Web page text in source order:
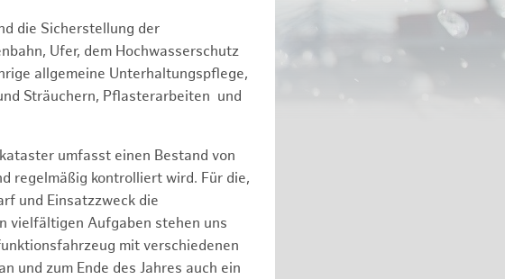
die Sicherstellung der
Ufer, dem Hochwasserschutz
allgemeine Unterhaltungspflege,
Sträuchern, Pflasterarbeiten und
umfasst einen Bestand von
regelmäßig kontrolliert wird. Für die,
und Einsatzzweck die
vielfältigen Aufgaben stehen uns
mit verschiedenen
und zum Ende des Jahres auch ein